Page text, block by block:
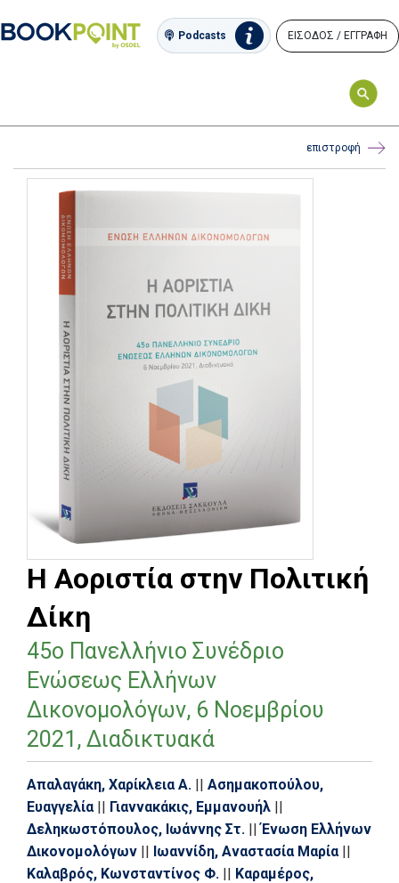
Podcasts ΕΙΣΟΔΟΣ / ΕΓΓΡΑΦΗ
επιστροφή
Η Αοριστία στην Πολιτική
Δίκη
45ο Πανελλήνιο Συνέδριο
Ενώσεως Ελλήνων
Δικονομολόγων, 6 Νοεμβρίου
2021, Διαδικτυακά
Απαλαγάκη, Χαρίκλεια Α. || Ασημακοπούλου,
Ευαγγελία || Γιαννακάκις, Εμμανουήλ ||
Δεληκωστόπουλος, Ιωάννης Στ. || Ένωση Ελλήνων
Δικονομολόγων || Ιωαννίδη, Αναστασία Μαρία ||
Καλαβρός, Κωνσταντίνος Φ. || Καραμέρος,